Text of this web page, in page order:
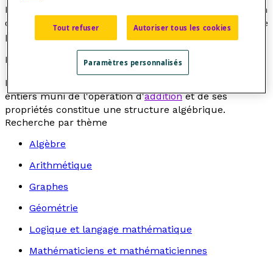
Dès qu'on a défini une ou plusieurs lois de composition
dans un ensemble de couples, on dit que cet ensemble
possède une structure algébrique.
Exemple
L'ensemble [latex]\mathbb{Z}[/latex] des nombres
entiers muni de l'opération d'additionet de ses
propriétés constitue une structure algébrique.
Recherche par thème
Algèbre
Arithmétique
Graphes
Géométrie
Logique et langage mathématique
Mathématiciens et mathématiciennes
Tout refuser Autoriser tous les cookies
Paramètres personnalisés